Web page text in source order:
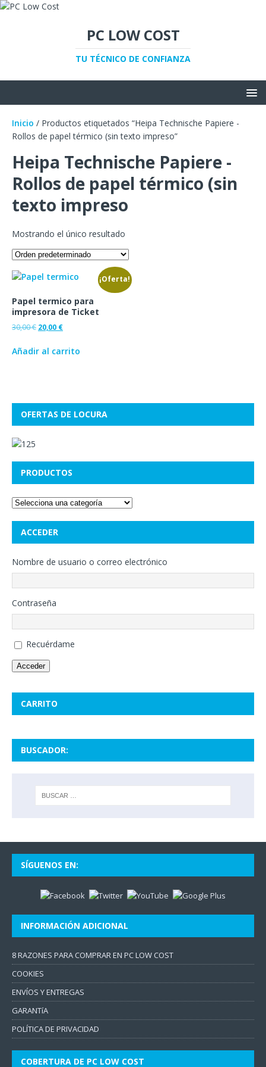
PC LOW COST
TU TÉCNICO DE CONFIANZA
Inicio / Productos etiquetados “Heipa Technische Papiere -
Rollos de papel térmico (sin texto impreso”
Heipa Technische Papiere -
Rollos de papel térmico (sin
texto impreso
Mostrando el único resultado
¡Oferta!
Papel termico para
impresora de Ticket
30,00€ 20,00 €
Añadir al carrito
OFERTAS DE LOCURA
PRODUCTOS
ACCEDER
Nombre de usuario o correo electrónico
Contraseña
Recuérdame
Acceder
CARRITO
BUSCADOR:
SÍGUENOS EN:
INFORMACIÓN ADICIONAL
8 RAZONES PARA COMPRAR EN PC LOW COST
COOKIES
ENVÍOS Y ENTREGAS
GARANTíA
POLÍTICA DE PRIVACIDAD
COBERTURA DE PC LOW COST